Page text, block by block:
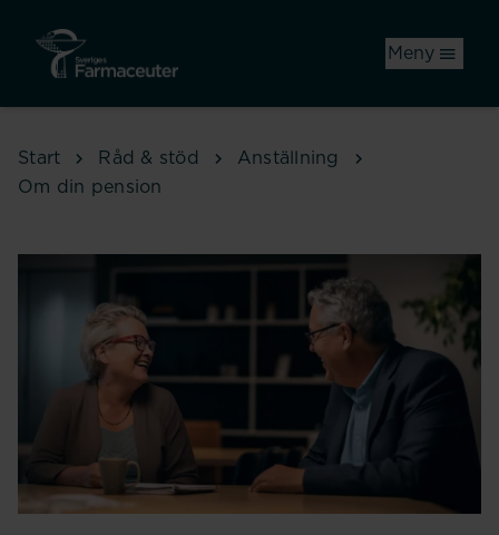
Meny
Start Råd & stöd
Anställning
Om din pension